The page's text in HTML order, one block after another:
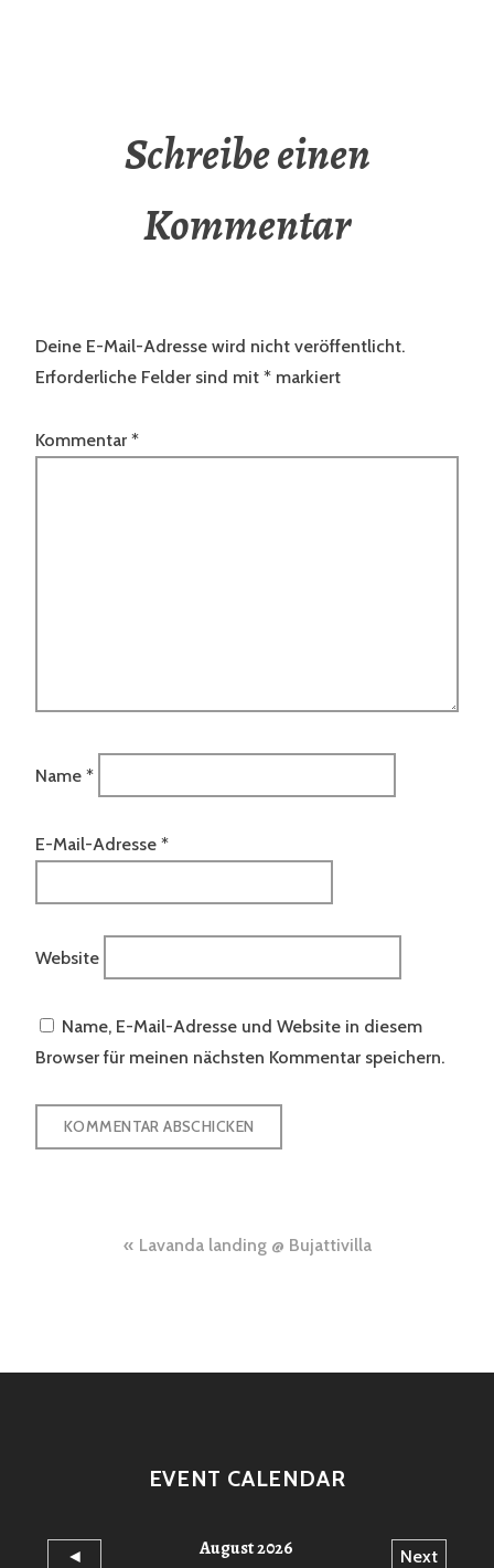
Schreibe einen
Kommentar
Deine E-Mail-Adresse wird nicht veröffentlicht.
Erforderliche Felder sind mit * markiert
Kommentar *
Name *
E-Mail-Adresse *
Website
Name, E-Mail-Adresse und Website in diesem
Browser für meinen nächsten Kommentar speichern.
Beitragsnavigation
Lavanda landing @ Bujattivilla
EVENT CALENDAR
◄
August 2026
Next